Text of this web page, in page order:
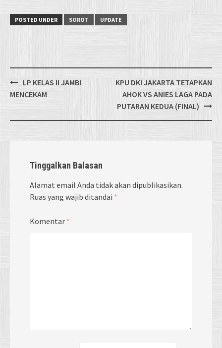
POSTED UNDER SOROT UPDATE
Post
navigation
LP KELAS II JAMBI
MENCEKAM
KPU DKI JAKARTA TETAPKAN
AHOK VS ANIES LAGA PADA
PUTARAN KEDUA (FINAL)
Tinggalkan Balasan
Alamat email Anda tidak akan dipublikasikan.
Ruas yang wajib ditandai *
Komentar *